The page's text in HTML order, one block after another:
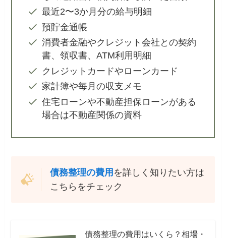
最近2〜3か月分の給与明細
預貯金通帳
消費者金融やクレジット会社との契約
書、領収書、ATM利用明細
クレジットカードやローンカード
家計簿や毎月の収支メモ
住宅ローンや不動産担保ローンがある
場合は不動産関係の資料
債務整理の費用 を詳しく知りたい方は
こちらをチェック
債務整理の費用はいくら？相場・